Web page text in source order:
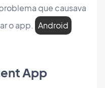
que causava
o app. Android
App